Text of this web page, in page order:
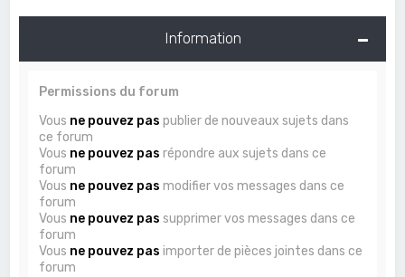
Information
Permissions du forum
Vous ne pouvez pas publier de nouveaux sujets dans
ce forum
Vous ne pouvez pas répondre aux sujets dans ce
forum
Vous ne pouvez pas modifier vos messages dans ce
forum
Vous ne pouvez pas supprimer vos messages dans ce
forum
Vous ne pouvez pas importer de pièces jointes dans ce
forum